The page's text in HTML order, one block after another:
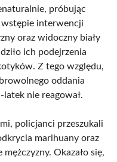
próbując
interwencji
oraz widoczny biały
ich podejrzenia
Z tego względu,
oddania
nie reagował.
policjanci przeszukali
marihuany oraz
Okazało się,